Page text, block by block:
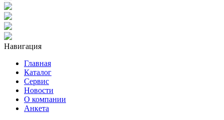
Навигация
Главная
Каталог
Сервис
Новости
О компании
Анкета